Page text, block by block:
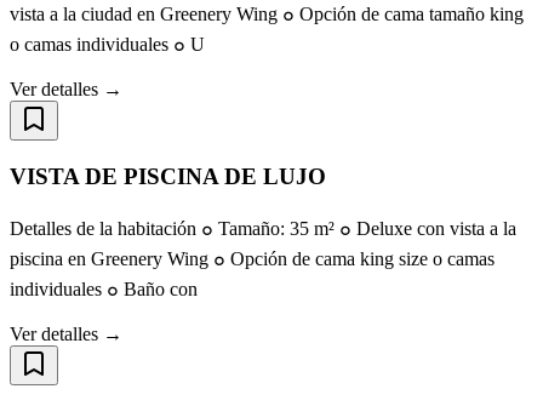
vista a la ciudad en Greenery Wing ๐ Opción de cama tamaño king
o camas individuales ๐ U
Ver detalles →
VISTA DE PISCINA DE LUJO
Detalles de la habitación ๐ Tamaño: 35 m² ๐ Deluxe con vista a la
piscina en Greenery Wing ๐ Opción de cama king size o camas
individuales ๐ Baño con
Ver detalles →